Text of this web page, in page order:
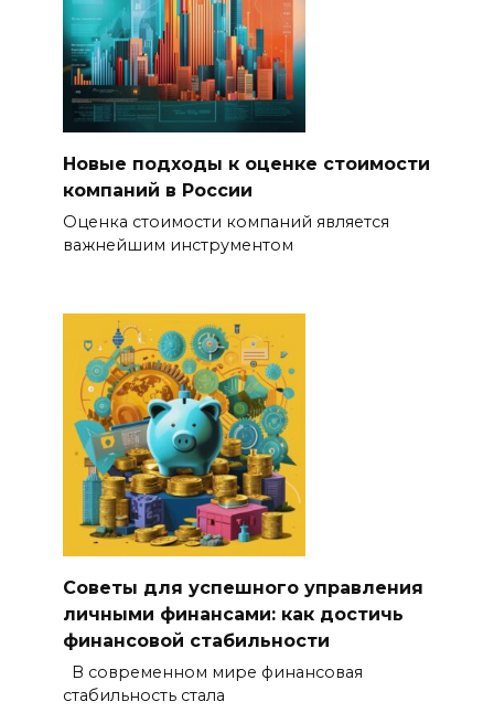
Новые подходы к оценке стоимости
компаний в России
Оценка стоимости компаний является
важнейшим инструментом
Советы для успешного управления
личными финансами: как достичь
финансовой стабильности
В современном мире финансовая
стабильность стала